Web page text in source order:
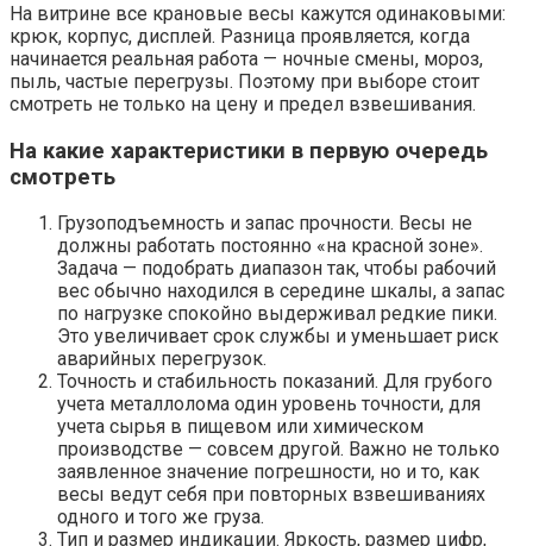
На витрине все крановые весы кажутся одинаковыми:
крюк, корпус, дисплей. Разница проявляется, когда
начинается реальная работа — ночные смены, мороз,
пыль, частые перегрузы. Поэтому при выборе стоит
смотреть не только на цену и предел взвешивания.
На какие характеристики в первую очередь
смотреть
Грузоподъемность и запас прочности. Весы не
должны работать постоянно «на красной зоне».
Задача — подобрать диапазон так, чтобы рабочий
вес обычно находился в середине шкалы, а запас
по нагрузке спокойно выдерживал редкие пики.
Это увеличивает срок службы и уменьшает риск
аварийных перегрузок.
Точность и стабильность показаний. Для грубого
учета металлолома один уровень точности, для
учета сырья в пищевом или химическом
производстве — совсем другой. Важно не только
заявленное значение погрешности, но и то, как
весы ведут себя при повторных взвешиваниях
одного и того же груза.
Тип и размер индикации. Яркость, размер цифр,